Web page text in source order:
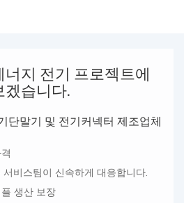
지 전기 프로젝트에
겠습니다.
단말기 및 전기커넥터 제조업체
비스팀이 신속하게 대응합니다.
생산 보장